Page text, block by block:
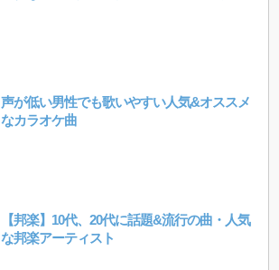
声が低い男性でも歌いやすい人気&オススメ
なカラオケ曲
【邦楽】10代、20代に話題&流行の曲・人気
な邦楽アーティスト